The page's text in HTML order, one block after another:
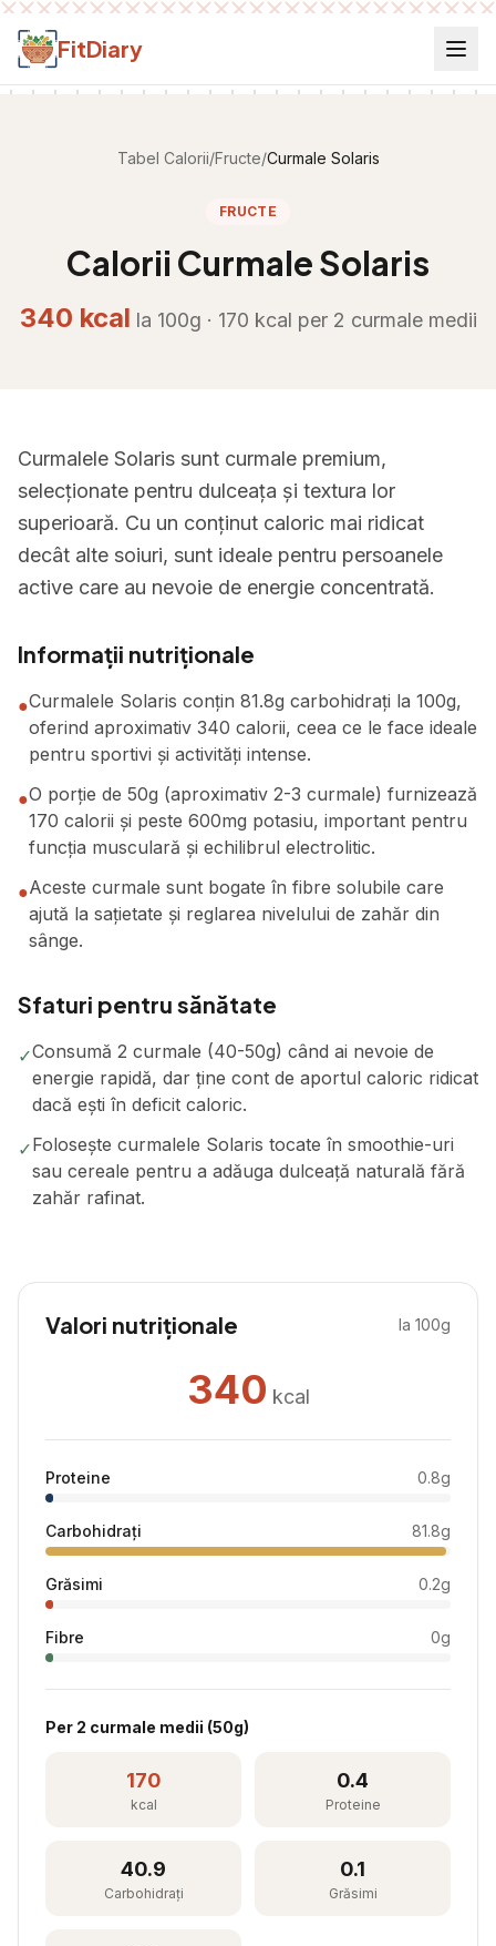
Salt la conținut
FitDiary
Tabel Calorii/Fructe/Curmale Solaris
FRUCTE
Calorii Curmale Solaris
340 kcal la 100g · 170 kcal per 2 curmale medii
Curmalele Solaris sunt curmale premium,
selecționate pentru dulceața și textura lor
superioară. Cu un conținut caloric mai ridicat
decât alte soiuri, sunt ideale pentru persoanele
active care au nevoie de energie concentrată.
Informații nutriționale
●Curmalele Solaris conțin 81.8g carbohidrați la 100g,
oferind aproximativ 340 calorii, ceea ce le face ideale
pentru sportivi și activități intense.
●O porție de 50g (aproximativ 2-3 curmale) furnizează
170 calorii și peste 600mg potasiu, important pentru
funcția musculară și echilibrul electrolitic.
●Aceste curmale sunt bogate în fibre solubile care
ajută la sațietate și reglarea nivelului de zahăr din
sânge.
Sfaturi pentru sănătate
✓Consumă 2 curmale (40-50g) când ai nevoie de
energie rapidă, dar ține cont de aportul caloric ridicat
dacă ești în deficit caloric.
✓Folosește curmalele Solaris tocate în smoothie-uri
sau cereale pentru a adăuga dulceață naturală fără
zahăr rafinat.
Valori nutriționale la 100g
340 kcal
Proteine 0.8g
Carbohidrați 81.8g
Grăsimi 0.2g
Fibre 0g
Per 2 curmale medii (50g)
170
kcal
0.4
Proteine
40.9
Carbohidrați
0.1
Grăsimi